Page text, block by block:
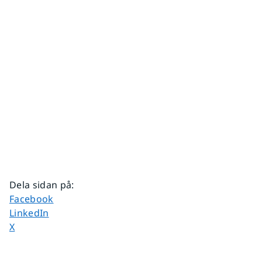
Dela sidan på:
Dela sidan på
Facebook
Dela sidan på
LinkedIn
Dela sidan på
X